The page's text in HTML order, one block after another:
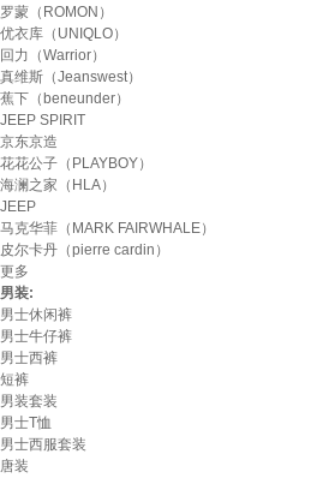
罗蒙（ROMON）
优衣库（UNIQLO）
回力（Warrior）
真维斯（Jeanswest）
蕉下（beneunder）
JEEP SPIRIT
京东京造
花花公子（PLAYBOY）
海澜之家（HLA）
JEEP
马克华菲（MARK FAIRWHALE）
皮尔卡丹（pierre cardin）
更多
男装:
男士休闲裤
男士牛仔裤
男士西裤
短裤
男装套装
男士T恤
男士西服套装
唐装